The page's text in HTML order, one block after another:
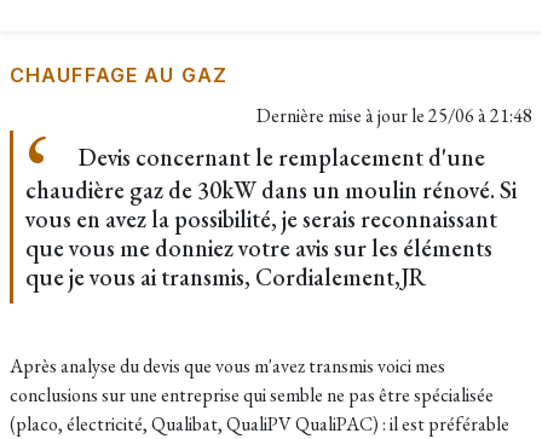
CHAUFFAGE AU GAZ
Dernière mise à jour le25/06 à 21:48
Devis concernant le remplacement d'une
chaudière gaz de 30kW dans un moulin rénové. Si
vous en avez la possibilité, je serais reconnaissant
que vous me donniez votre avis sur les éléments
que je vous ai transmis, Cordialement,JR
Après analyse du devis que vous m'avez transmis voici mes
conclusions sur une entreprise qui semble ne pas être spécialisée
(placo, électricité, Qualibat, QualiPV QualiPAC) : il est préférable